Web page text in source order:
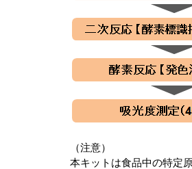
（注意）
本キットは食品中の特定